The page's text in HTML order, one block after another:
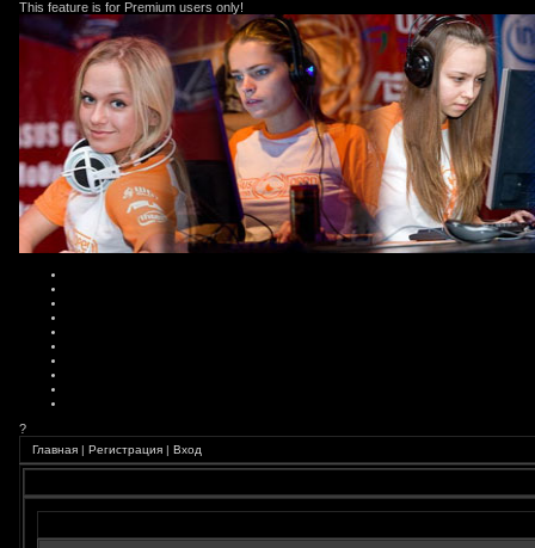
This feature is for Premium users only!
?
Главная | Регистрация | Вход